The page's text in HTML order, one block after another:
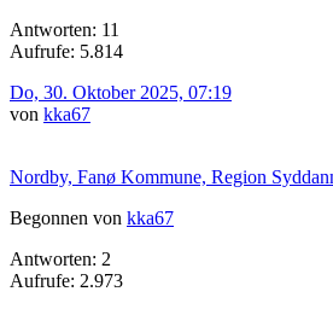
Antworten: 11
Aufrufe: 5.814
Do, 30. Oktober 2025, 07:19
von kka67
Nordby, Fanø Kommune, Region
Begonnen von kka67
Antworten: 2
Aufrufe: 2.973